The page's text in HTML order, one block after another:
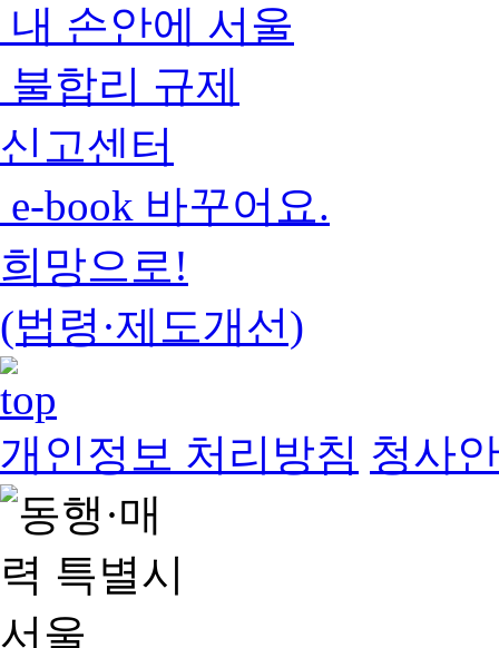
내 손안에 서울
불합리 규제
신고센터
e-book 바꾸어요.
희망으로!
(법령·제도개선)
개인정보 처리방침 청사